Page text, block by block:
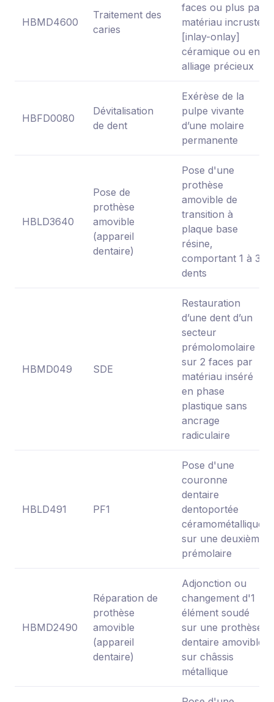
HBMD4600
Traitement des
caries
faces ou plus par
matériau incrusté
[inlay-onlay]
céramique ou en
alliage précieux
HBFD0080
Dévitalisation
de dent
Exérèse de la
pulpe vivante
d’une molaire
permanente
HBLD3640
Pose de
prothèse
amovible
(appareil
dentaire)
Pose d'une
prothèse
amovible de
transition à
plaque base
résine,
comportant 1 à 3
dents
HBMD049 SDE
Restauration
d’une dent d’un
secteur
prémolomolaire
sur 2 faces par
matériau inséré
en phase
plastique sans
ancrage
radiculaire
HBLD491 PF1
Pose d'une
couronne
dentaire
dentoportée
céramométallique
sur une deuxième
prémolaire
HBMD2490
Réparation de
prothèse
amovible
(appareil
dentaire)
Adjonction ou
changement d'1
élément soudé
sur une prothèse
dentaire amovible
sur châssis
métallique